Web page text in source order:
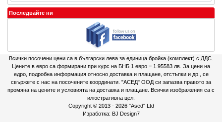
Последвайте ни
Всички посочени цени са в български лева за единица бройка (комплект) с ДДС.
Цените в евро са формирани при курс на БНБ 1 евро = 1.95583 лв. За цени на
едро, подробна информация относно доставка и плащане, отстъпки и др., се
свържете с нас на посочените координати. "АСЕД" ООД си запазва правото за
промяна на цените и условията на доставка и плащане. Всички изображения са с
илюстративна цел.
Copyright © 2013 - 2026 "Ased" Ltd
Изработка: BJ Design7